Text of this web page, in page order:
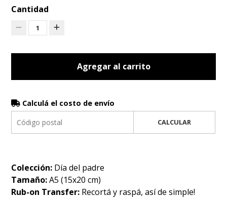
Cantidad
1
Agregar al carrito
Calculá el costo de envío
CALCULAR
Colección: Día del padre
Tamaño:A5 (15x20 cm)
Rub-on Transfer: Recortá y raspá, así de simple!